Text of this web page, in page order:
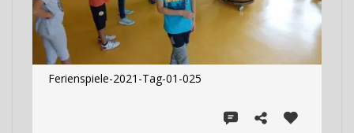
Ferienspiele-2021-Tag-01-025